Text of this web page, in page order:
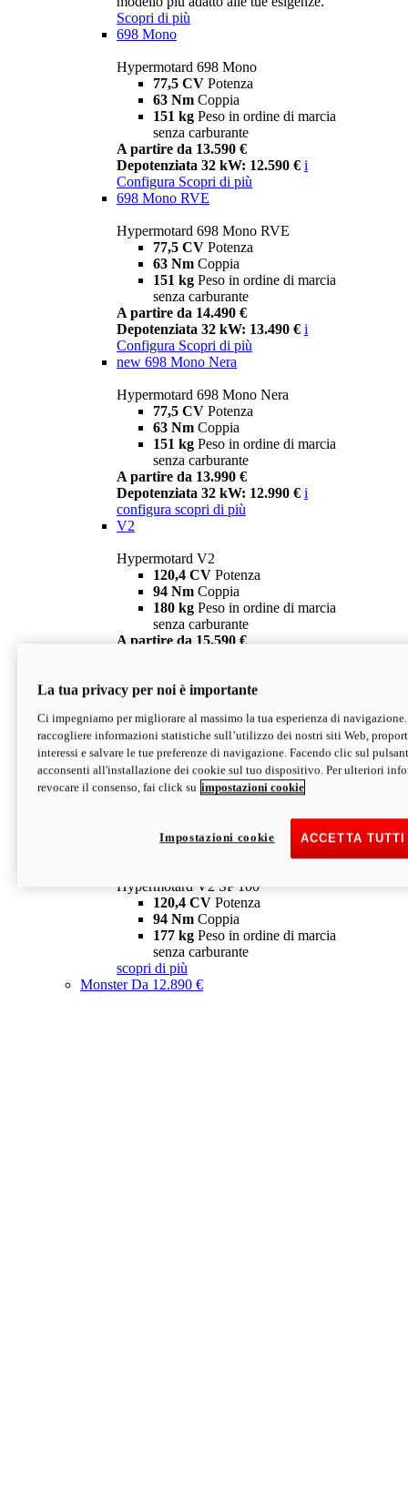
Scopri di più
698 Mono
Hypermotard 698 Mono
77,5 CV Potenza
63 Nm Coppia
151 kg Peso in ordine di marcia
senza carburante
A partire da 13.590 €
Depotenziata 32 kW: 12.590 € i
Configura Scopri di più
698 Mono RVE
Hypermotard 698 Mono RVE
77,5 CV Potenza
63 Nm Coppia
151 kg Peso in ordine di marcia
senza carburante
A partire da 14.490 €
Depotenziata 32 kW: 13.490 € i
Configura Scopri di più
new 698 Mono Nera
Hypermotard 698 Mono Nera
77,5 CV Potenza
63 Nm Coppia
151 kg Peso in ordine di marcia
senza carburante
A partire da 13.990 €
Depotenziata 32 kW: 12.990 € i
configura scopri di più
V2
Hypermotard V2
120,4 CV Potenza
94 Nm Coppia
180 kg Peso in ordine di marcia
senza carburante
A partire da 15.590 €
V2 SP
Hypermotard V2 SP
120,4 CVPotenza
94 NmCoppia
177 kgPeso in ordine di marcia
senza carburante
Depotenziata 35 kW: 18.890 € i
configura scopri di più
Hypermotard V2 SP 100
120,4 CV Potenza
94 Nm Coppia
177 kg Peso in ordine di marcia
senza carburante
scopri di più
MonsterDa 12.890 €
La tua privacy per noi è importante
Ci impegniamo per migliorare al massimo la tua esperienza di
raccogliere informazioni statistiche sull’utilizzo dei nostri siti Web,
interessi e salvare le tue preferenze di navigazione. Facendo clic sul
acconsenti all'installazione dei cookie sul tuo dispositivo. Per ulteriori
revocare il consenso, fai click su impostazioni cookie
ACCETTA
Impostazioni cookie